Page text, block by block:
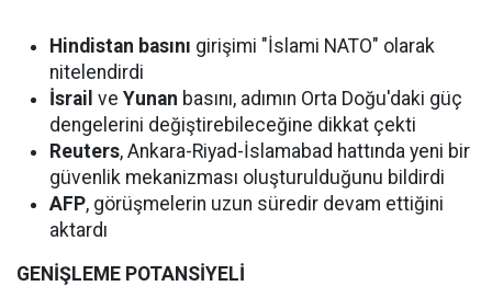
Hindistan basını girişimi "İslami NATO" olarak
nitelendirdi
İsrail ve Yunan basını, adımın Orta Doğu'daki güç
dengelerini değiştirebileceğine dikkat çekti
Reuters, Ankara-Riyad-İslamabad hattında yeni bir
güvenlik mekanizması oluşturulduğunu bildirdi
AFP, görüşmelerin uzun süredir devam ettiğini
aktardı
GENİŞLEME POTANSİYELİ